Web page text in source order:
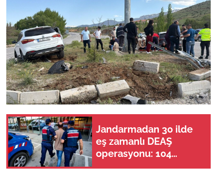
Jandarmadan 30 ilde
eş zamanlı DEAŞ
operasyonu: 104
şüpheli yakalandı!